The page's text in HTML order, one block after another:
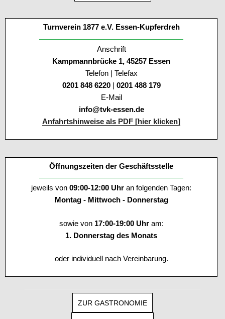
Turnverein 1877 e.V. Essen-Kupferdreh
Anschrift
Kampmannbrücke 1, 45257 Essen
Telefon | Telefax
0201 848 6220 | 0201 488 179
E-Mail
info@tvk-essen.de
Anfahrtshinweise als PDF [hier klicken]
Öffnungszeiten der Geschäftsstelle
jeweils von 09:00-12:00 Uhr an folgenden Tagen:
Montag - Mittwoch - Donnerstag
sowie von 17:00-19:00 Uhram:
1. Donnerstag des Monats
oder individuell nach Vereinbarung.
ZUR GASTRONOMIE